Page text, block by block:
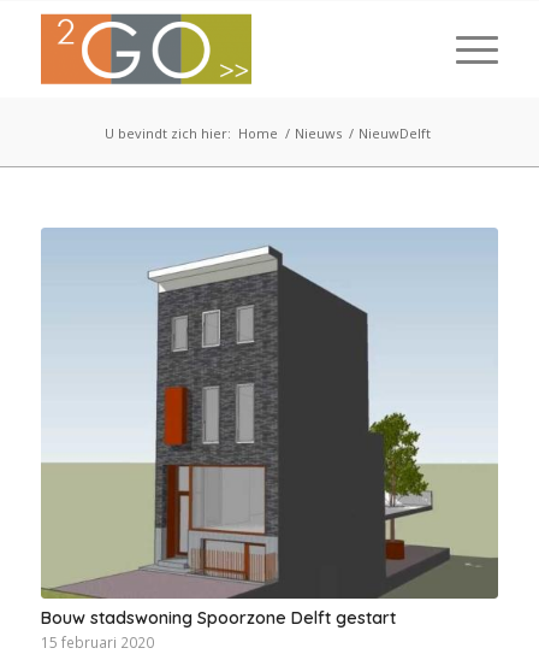
U bevindt zich hier: Home / Nieuws / NieuwDelft
Bouw stadswoning Spoorzone Delft gestart
15 februari 2020